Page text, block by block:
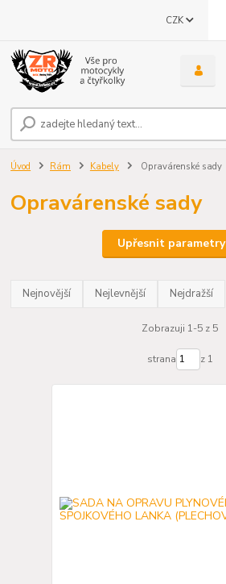
CZK
Úvod Rám Kabely Opravárenské sady
Opravárenské sady
Upřesnit parametry
Nejnovější Nejlevnější Nejdražší
Zobrazuji 1-5 z 5
strana z 1